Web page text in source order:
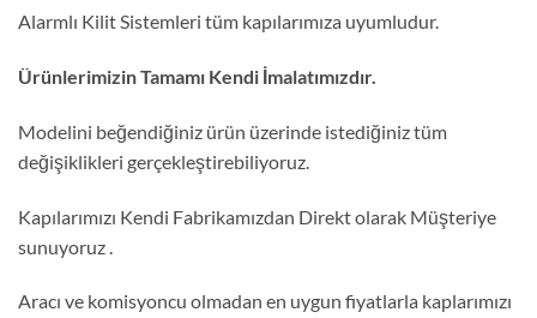
Alarmlı Kilit Sistemleri tüm kapılarımıza uyumludur.
Ürünlerimizin Tamamı Kendi İmalatımızdır.
Modelini beğendiğiniz ürün üzerinde istediğiniz tüm
değişiklikleri gerçekleştirebiliyoruz.
Kapılarımızı Kendi Fabrikamızdan Direkt olarak Müşteriye
sunuyoruz .
Aracı ve komisyoncu olmadan en uygun fiyatlarla kaplarımızı